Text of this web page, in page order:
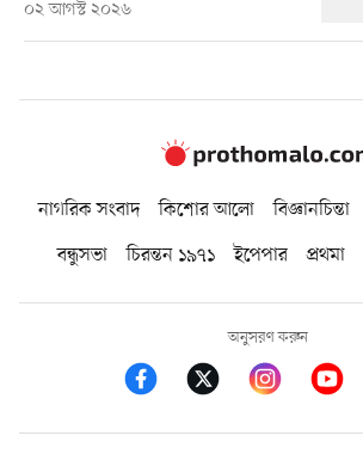
০২ আগস্ট ২০২৬
নাগরিক সংবাদ কিশোর আলো বিজ্ঞানচিন্তা
বন্ধুসভা
চিরন্তন ১৯৭১ ইপেপার প্রথমা
অনুসরণ করুন